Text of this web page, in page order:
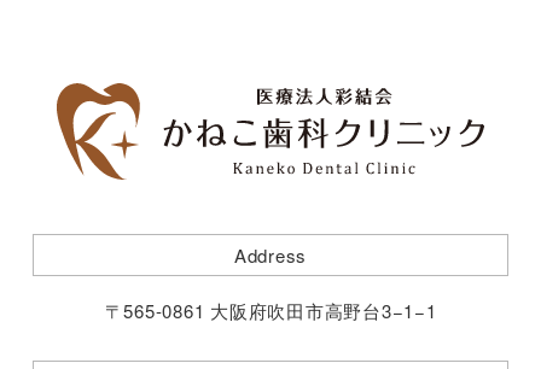
Address
〒565-0861 大阪府吹田市高野台3−1−1